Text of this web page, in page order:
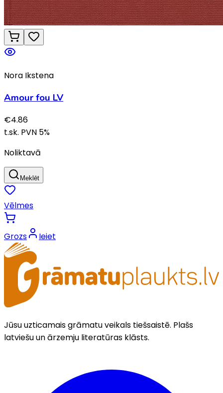
Nora Ikstena
Amour fou LV
€4.86
t.sk. PVN 5%
Noliktavā
Meklēt
Vēlmes
Grozs Ieiet
Jūsu uzticamais grāmatu veikals tiešsaistē. Plašs
latviešu un ārzemju literatūras klāsts.